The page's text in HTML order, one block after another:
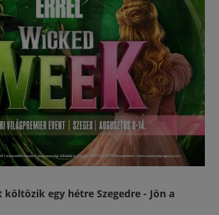
költözik egy hétre Szegedre - Jön a